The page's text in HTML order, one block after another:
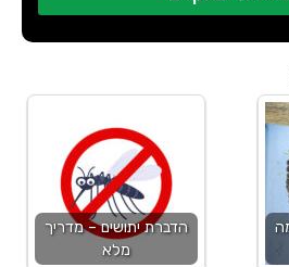
הדברת יתושים – מדריך
מלא